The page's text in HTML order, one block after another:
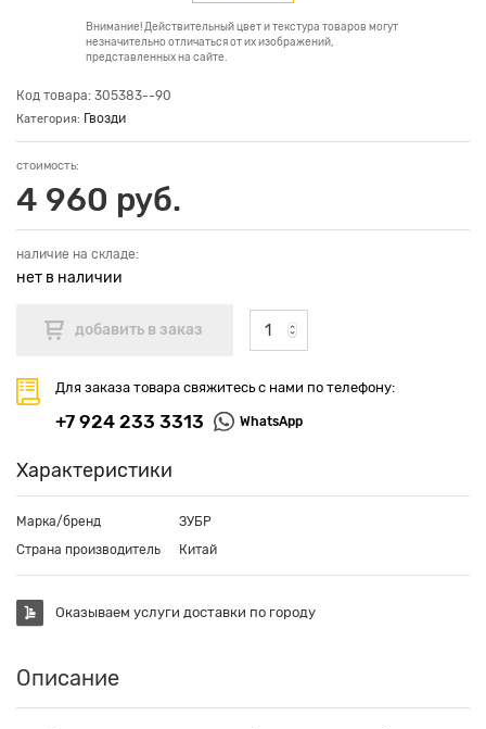
Внимание! Действительный цвет и текстура товаров могут
незначительно отличаться от их изображений,
представленных на сайте.
Код товара: 305383--90
Категория: Гвозди
стоимость:
4 960 руб.
наличие на складе:
нет в наличии
Для заказа товара свяжитесь с нами по телефону:
+7 924 233 3313 WhatsApp
Характеристики
Марка/бренд
ЗУБР
Страна производитель
Китай
Оказываем услуги доставки по городу
Описание